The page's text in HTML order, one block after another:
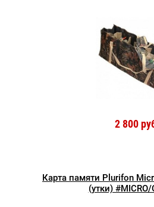
2 800
Карта памяти Plurifon
(утки) #MICRO/